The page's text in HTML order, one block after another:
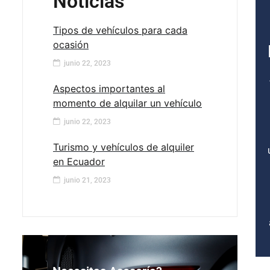
Tipos de vehículos para cada
ocasión
junio 22, 2023
Aspectos importantes al
momento de alquilar un vehículo
junio 22, 2023
Turismo y vehículos de alquiler
en Ecuador
junio 21, 2023